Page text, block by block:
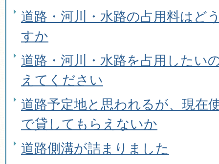
道路・河川・水路の占用料はど
すか
道路・河川・水路を占用したい
えてください
道路予定地と思われるが、現在
で貸してもらえないか
道路側溝が詰まりました